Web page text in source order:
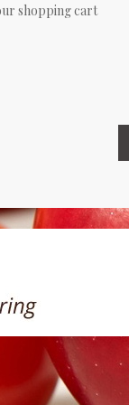
shopping cart